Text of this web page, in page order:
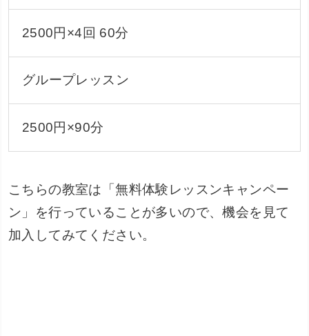
2500円×4回 60分
グループレッスン
2500円×90分
こちらの教室は「無料体験レッスンキャンペー
ン」を行っていることが多いので、機会を見て
加入してみてください。